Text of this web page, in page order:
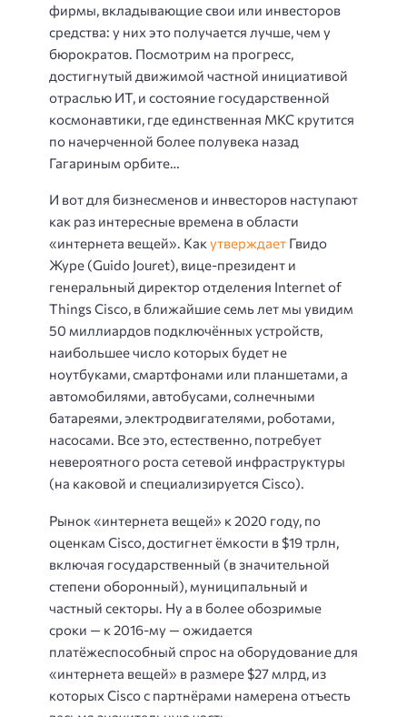
фирмы, вкладывающие свои или инвесторов
средства: у них это получается лучше, чем у
бюрократов. Посмотрим на прогресс,
достигнутый движимой частной инициативой
отраслью ИТ, и состояние государственной
космонавтики, где единственная МКС крутится
по начерченной более полувека назад
Гагариным орбите…
И вот для бизнесменов и инвесторов наступают
как раз интересные времена в области
«интернета вещей». Как утверждает Гвидо
Журе (Guido Jouret), вице-президент и
генеральный директор отделения Internet of
Things Cisco, в ближайшие семь лет мы увидим
50 миллиардов подключённых устройств,
наибольшее число которых будет не
ноутбуками, смартфонами или планшетами, а
автомобилями, автобусами, солнечными
батареями, электродвигателями, роботами,
насосами. Все это, естественно, потребует
невероятного роста сетевой инфраструктуры
(на каковой и специализируется Cisco).
Рынок «интернета вещей» к 2020 году, по
оценкам Cisco, достигнет ёмкости в $19 трлн,
включая государственный (в значительной
степени оборонный), муниципальный и
частный секторы. Ну а в более обозримые
сроки — к 2016-му — ожидается
платёжеспособный спрос на оборудование для
«интернета вещей» в размере $27 млрд, из
которых Cisco с партнёрами намерена отъесть